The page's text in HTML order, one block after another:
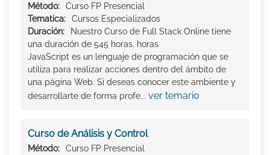
Método:
Curso FP Presencial
Tematica:
Cursos Especializados
Duración:
Nuestro Curso de Full Stack Online tiene
una duración de 545 horas. horas
JavaScript es un lenguaje de programación que se
utiliza para realizar acciones dentro del ámbito de
una página Web. Si deseas conocer este ambiente y
desarrollarte de forma profe... ver temario
Curso de Análisis y Control
Método:
Curso FP Presencial